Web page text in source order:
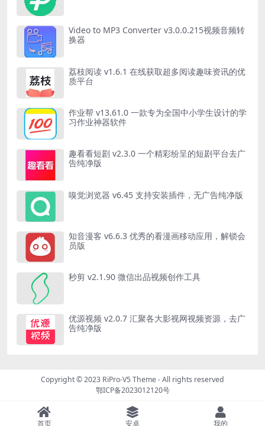
Video to MP3 Converter v3.0.0.215视频音频转
换器
荔枝阅读 v1.6.1 在线获取超多阅读趣味资讯的优
质平台
作业帮 v13.61.0 一款专为全国中小学生设计的学
习作业神器软件
趣看看短剧 v2.3.0 一个精彩纷呈的短剧平台去广
告纯净版
嗅觉浏览器 v6.45 支持安装插件，无广告纯净版
知音漫客 v6.6.3 优秀的看漫画移动应用，解锁会
员版
秒剪 v2.1.90 微信出品视频创作工具
优源视频 v2.0.7 汇聚各大影视网视频资源，去广
告纯净版
Copyright © 2023 RiPro-V5 Theme- All rights reserved
鄂ICP备2023012120号
首页 安卓 我的